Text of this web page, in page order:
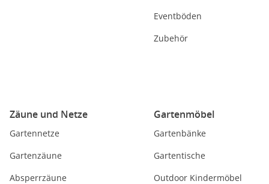
Eventböden
Zubehör
Zäune und Netze
Gartennetze
Gartenzäune
Absperrzäune
Gartenmöbel
Gartenbänke
Gartentische
Outdoor Kindermöbel